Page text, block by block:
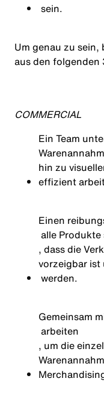
sein.
Um genau zu
aus den folgenden
COMMERCIAL
Ein Team
hin zu
effizient
Einen
alle Produkte
, dassdie
vorzeigbar ist
werden.
Gemeinsam
arbeiten
, um die